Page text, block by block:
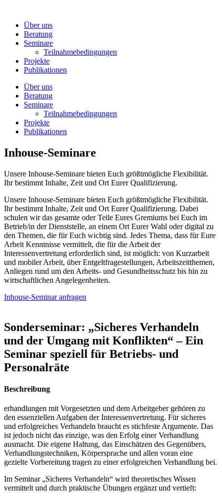
wechselnÜber uns
Beratung
Seminare
Teilnahmebedingungen
Projekte
Publikationen
Über uns
Beratung
Seminare
Teilnahmebedingungen
Projekte
Publikationen
Inhouse-Seminare
Unsere Inhouse-Seminare bieten Euch größtmögliche Flexibilität.
Ihr bestimmt Inhalte, Zeit und Ort Eurer Qualifizierung.
Unsere Inhouse-Seminare bieten Euch größtmögliche Flexibilität.
Ihr bestimmt Inhalte, Zeit und Ort Eurer Qualifizierung. Dabei
schulen wir das gesamte oder Teile Eures Gremiums bei Euch im
Betrieb/in der Dienststelle, an einem Ort Eurer Wahl oder digital zu
den Themen, die für Euch wichtig sind. Jedes Thema, dass für Eure
Arbeit Kenntnisse vermittelt, die für die Arbeit der
Interessenvertretung erforderlich sind, ist möglich: von Kurzarbeit
und mobiler Arbeit, über Entgeltfragestellungen, Arbeitszeitthemen,
Anliegen rund um den Arbeits- und Gesundheitsschutz bis hin zu
wirtschaftlichen Angelegenheiten.
Inhouse-Seminar anfragen
Sonderseminar: „Sicheres Verhandeln
und der Umgang mit Konflikten“ – Ein
Seminar speziell für Betriebs- und
Personalräte
Beschreibung
erhandlungen mit Vorgesetzten und dem Arbeitgeber gehören zu
den essenziellen Aufgaben der Interessenvertretung. Für sicheres
und erfolgreiches Verhandeln braucht es stichfeste Argumente. Das
ist jedoch nicht das einzige, was den Erfolg einer Verhandlung
ausmacht. Die eigene Haltung, das Einschätzen des Gegenübers,
Verhandlungstechniken, Körpersprache und allen voran eine
gezielte Vorbereitung tragen zu einer erfolgreichen Verhandlung bei.
Im Seminar „Sicheres Verhandeln“ wird theoretisches Wissen
vermittelt und durch praktische Übungen ergänzt und vertieft: